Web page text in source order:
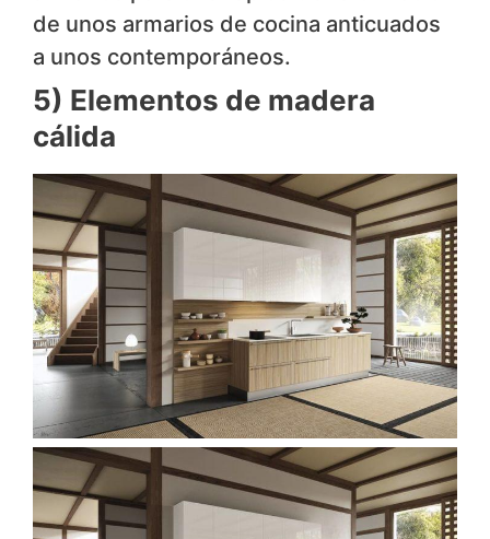
de unos armarios de cocina anticuados
a unos contemporáneos.
5) Elementos de madera
cálida